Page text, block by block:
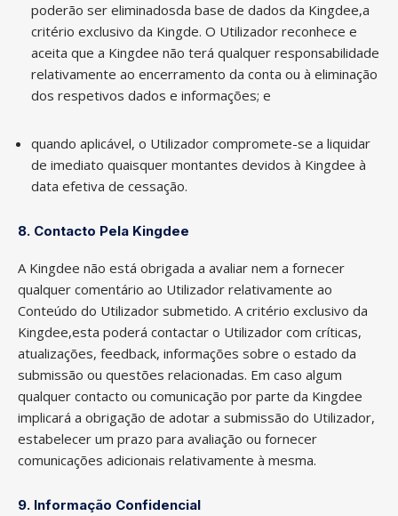
poderão ser eliminadosda base de dados da Kingdee,a
critério exclusivo da Kingde. O Utilizador reconhece e
aceita que a Kingdee não terá qualquer responsabilidade
relativamente ao encerramento da conta ou à eliminação
dos respetivos dados e informações; e
quando aplicável, o Utilizador compromete-se a liquidar
de imediato quaisquer montantes devidos à Kingdee à
data efetiva de cessação.
8. Contacto Pela Kingdee
A Kingdee não está obrigada a avaliar nem a fornecer
qualquer comentário ao Utilizador relativamente ao
Conteúdo do Utilizador submetido. A critério exclusivo da
Kingdee,esta poderá contactar o Utilizador com críticas,
atualizações, feedback, informações sobre o estado da
submissão ou questões relacionadas. Em caso algum
qualquer contacto ou comunicação por parte da Kingdee
implicará a obrigação de adotar a submissão do Utilizador,
estabelecer um prazo para avaliação ou fornecer
comunicações adicionais relativamente à mesma.
9. Informação Confidencial